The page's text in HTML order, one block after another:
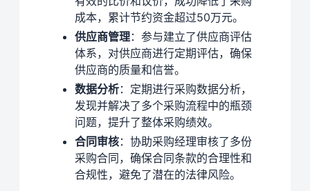
成本，累计节约资金超过50万元。
供应商管理：参与建立了供应商评估
体系，对供应商进行定期评估，确保
供应商的质量和信誉。
数据分析：定期进行采购数据分析，
发现并解决了多个采购流程中的瓶颈
问题，提升了整体采购绩效。
合同审核：协助采购经理审核了多份
采购合同，确保合同条款的合理性和
合规性，避免了潜在的法律风险。